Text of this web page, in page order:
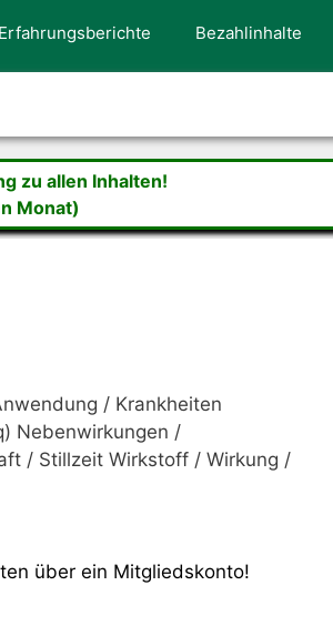
Erfahrungsberichte Bezahlinhalte
zu allen Inhalten!
Monat)
/ Krankheiten
Nebenwirkungen /
/ Stillzeit Wirkstoff / Wirkung /
über ein Mitgliedskonto!